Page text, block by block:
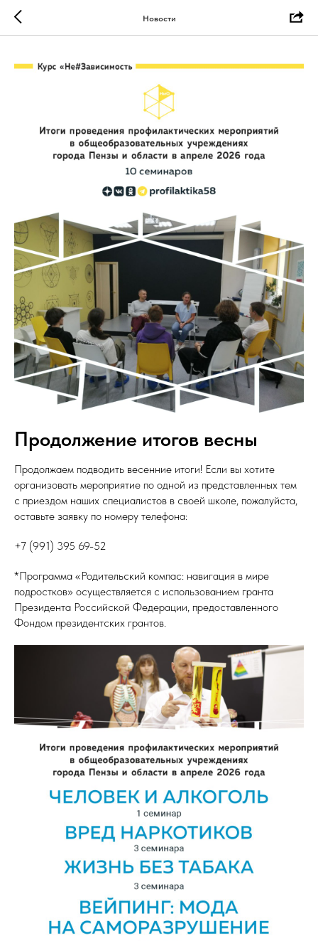
Новости
Продолжение итогов весны
Продолжаем подводить весенние итоги! Если вы хотите
организовать мероприятие по одной из представленных тем
с приездом наших специалистов в своей школе, пожалуйста,
оставьте заявку по номеру телефона:
+7 (991) 395 69-52
*Программа «Родительский компас: навигация в мире
подростков» осуществляется с использованием гранта
Президента Российской Федерации, предоставленного
Фондом президентских грантов.